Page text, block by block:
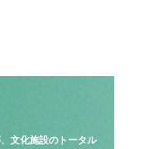
文化施設のトータル